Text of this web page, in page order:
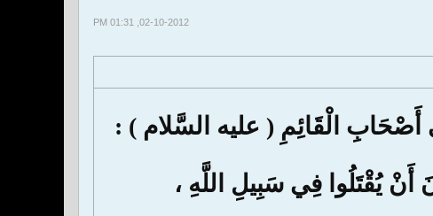
02-10-2012, 01:31 PM
الْقَائِمِ ( عليه السَّلام ) :
يُقْتَلُوا فِي سَبِيلِ اللَّهِ ،